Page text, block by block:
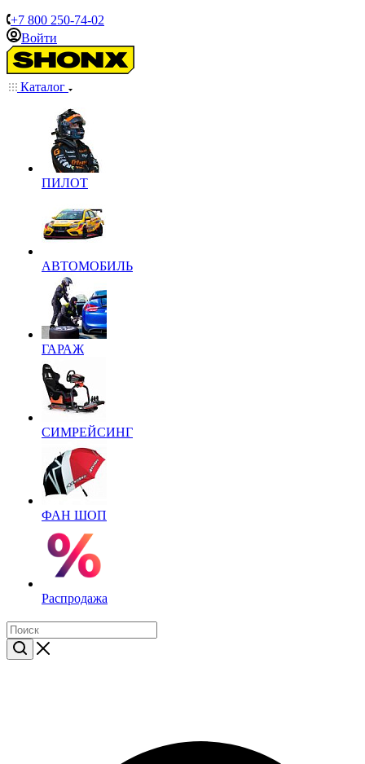
+7 800 250-74-02
Войти
Каталог
ПИЛОТ
АВТОМОБИЛЬ
ГАРАЖ
СИМРЕЙСИНГ
ФАН ШОП
Распродажа